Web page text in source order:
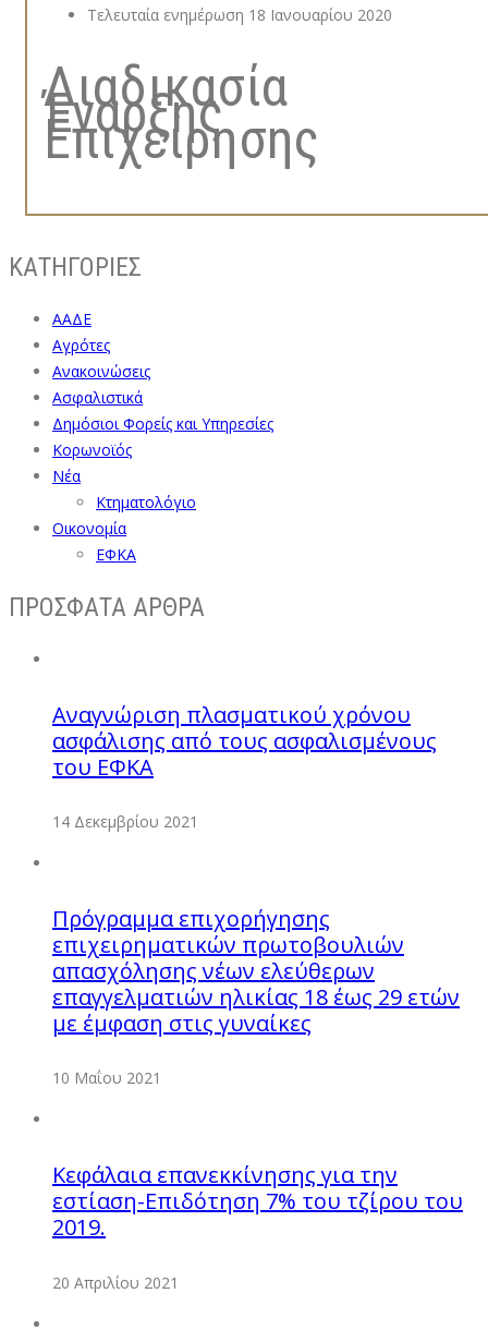
Τελευταία ενημέρωση 18 Ιανουαρίου 2020
Διαδικασία
Έναρξης
Επιχείρησης
ΚΑΤΗΓΟΡΙΕΣ
ΑΑΔΕ
Αγρότες
Ανακοινώσεις
Ασφαλιστικά
Δημόσιοι Φορείς και Υπηρεσίες
Κορωνοϊός
Νέα
Κτηματολόγιο
Οικονομία
ΕΦΚΑ
ΠΡΟΣΦΑΤΑ ΑΡΘΡΑ
Αναγνώριση πλασματικού χρόνου
ασφάλισης από τους ασφαλισμένους
του ΕΦΚΑ
14 Δεκεμβρίου 2021
Πρόγραμμα επιχορήγησης
επιχειρηματικών πρωτοβουλιών
απασχόλησης νέων ελεύθερων
επαγγελματιών ηλικίας 18 έως 29 ετών
με έμφαση στις γυναίκες
10 Μαΐου 2021
Κεφάλαια επανεκκίνησης για την
εστίαση-Επιδότηση 7% του τζίρου του
2019.
20 Απριλίου 2021